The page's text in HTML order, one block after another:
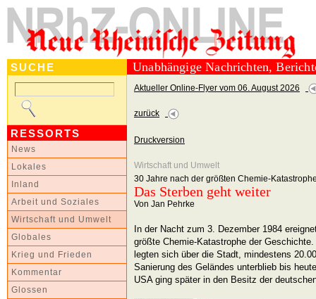
SUCHE
RESSORTS
News
Lokales
Inland
Arbeit und Soziales
Wirtschaft und Umwelt
Globales
Krieg und Frieden
Kommentar
Glossen
Unabhängige Nachrichten,
Aktueller Online-Flyer vom 06. August 2026
zurück
Druckversion
Wirtschaft und Umwelt
30 Jahre nach der größten Chemie-
Das Sterben geht weiter
Von Jan Pehrke
In der Nacht zum 3. Dezember 1984
größte Chemie-Katastrophe der
legten sich über die Stadt, mindestens
Sanierung des Geländes unterblieb bis
USA ging später in den Besitz der